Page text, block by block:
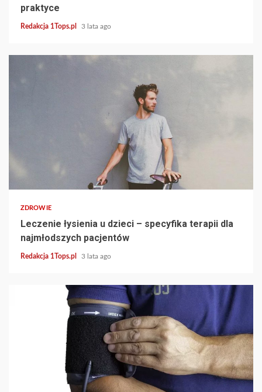
praktyce
Redakcja 1Tops.pl 3 lata ago
ZDROWIE
Leczenie łysienia u dzieci – specyfika terapii dla
najmłodszych pacjentów
Redakcja 1Tops.pl 3 lata ago